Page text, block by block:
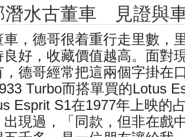
潛水古董車 見證與
車，德哥很着重行走里數，
良好，收藏價值越高。面對
，德哥經常把這兩個字掛在
Turbo而搭單買的Lotus
Esprit S1在1977年上映的
出現過，「同款，但非在戲